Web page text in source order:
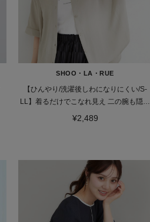
SHOO・LA・RUE
【ひんやり/洗濯後しわになりにくい/S-
LL】着るだけでこなれ見え 二の腕も隠せ
るデザイン半袖シャツ
¥2,489